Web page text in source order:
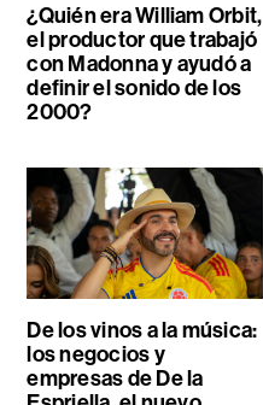
¿Quién era William Orbit,
el productor que trabajó
con Madonna y ayudó a
definir el sonido de los
2000?
De los vinos a la música:
los negocios y
empresas de De la